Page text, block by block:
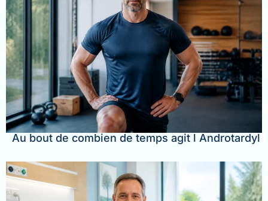
Au bout de combien de temps agit l Androtardyl